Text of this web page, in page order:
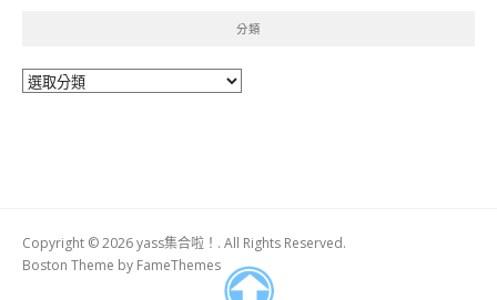
分類
分
Copyright © 2026 yass集合啦！. All Rights Reserved.
Boston Theme by FameThemes